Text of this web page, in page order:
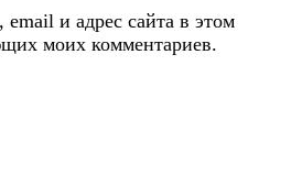
и адрес сайта в этом
моих комментариев.